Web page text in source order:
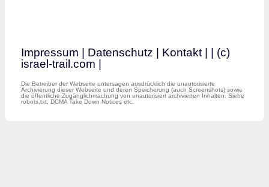
Impressum Datenschutz Kontakt|
| (c)
israel-trail.com |
Die Betreiber der Webseite untersagen ausdrücklich die unautorisierte
Archivierung dieser Webseite und deren Speicherung (auch Screenshots) sowie
die öffentliche Zugänglichmachung von unautorisiert archivierten Inhalten. Siehe
robots.txt, DCMA Take Down Notices etc.